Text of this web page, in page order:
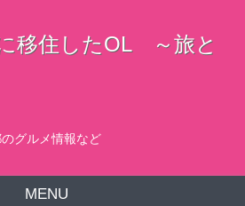
移住したOL ～旅と
グルメ情報など
MENU